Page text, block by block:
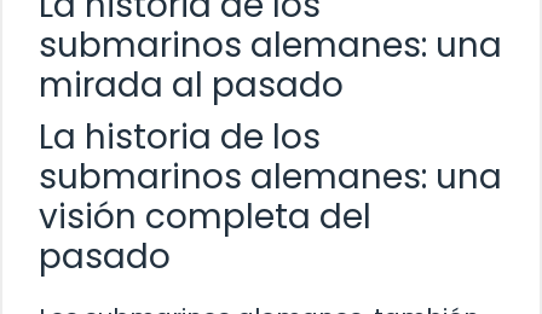
submarinos alemanes: una
mirada al pasado
La historia de los
submarinos alemanes: una
visión completa del
pasado